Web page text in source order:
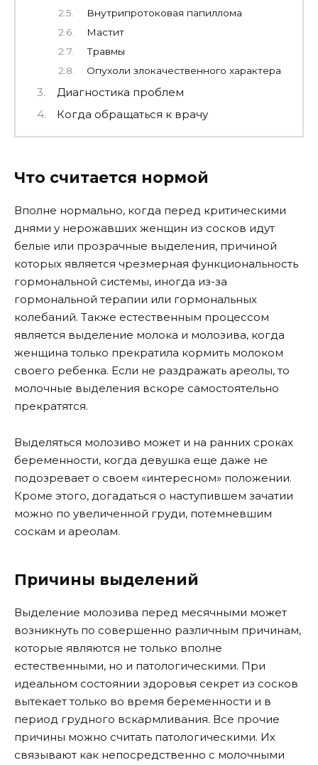
Внутрипротоковая папиллома
Мастит
Травмы
Опухоли злокачественного характера
Диагностика проблем
Когда обращаться к врачу
Что считается нормой
Вполне нормально, когда перед критическими
днями у нерожавших женщин из сосков идут
белые или прозрачные выделения, причиной
которых является чрезмерная функциональность
гормональной системы, иногда из-за
гормональной терапии или гормональных
колебаний. Также естественным процессом
является выделение молока и молозива, когда
женщина только прекратила кормить молоком
своего ребенка. Если не раздражать ареолы, то
молочные выделения вскоре самостоятельно
прекратятся.
Выделяться молозиво может и на ранних сроках
беременности, когда девушка еще даже не
подозревает о своем «интересном» положении.
Кроме этого, догадаться о наступившем зачатии
можно по увеличенной груди, потемневшим
соскам и ареолам.
Причины выделений
Выделение молозива перед месячными может
возникнуть по совершенно различным причинам,
которые являются не только вполне
естественными, но и патологическими. При
идеальном состоянии здоровья секрет из сосков
вытекает только во время беременности и в
период грудного вскармливания. Все прочие
причины можно считать патологическими. Их
связывают как непосредственно с молочными